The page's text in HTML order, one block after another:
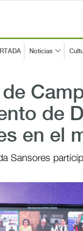
Noticias
de
en el
Sansores